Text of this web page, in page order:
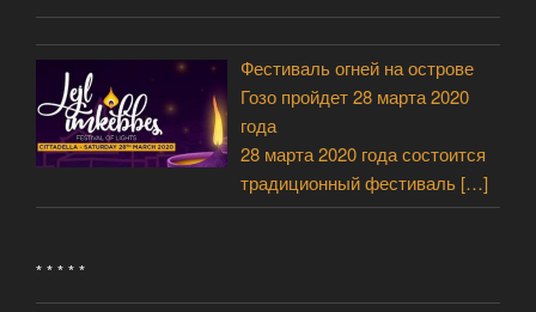
Фестиваль огней на острове
Гозо пройдет 28 марта 2020
года
28 марта 2020 года состоится
традиционный фестиваль […]
* * * * *